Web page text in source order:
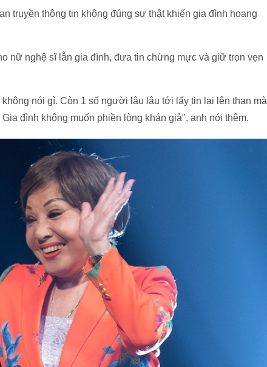
truyền thông tin không đúng sự thật khiến gia đình hoang
nữ nghệ sĩ lẫn gia đình, đưa tin chừng mực và giữ trọn vẹn
nói gì. Còn 1 số người lâu lâu tới lấy tin lại lên than mà
đình không muốn phiền lòng khán giả", anh nói thêm.